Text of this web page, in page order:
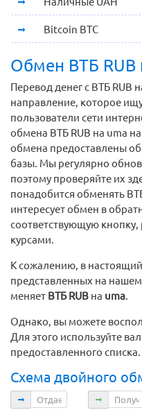
Bitcoin BTC
Обмен ВТБ RUB
Перевод денег с ВТБ RUB
направление, которое
пользователи сети
обмена ВТБ RUB на uma
обмена предоставлены
базы. Мы регулярно
поэтому проверяйте их
понадобится обменять
интересует обмен в
соответствующую
курсами.
К сожалению, в
представленных на
меняет ВТБ RUB на uma.
Однако, вы можете
Для этого используйте
предоставленного списка.
Схема двойного
Отдаете Получаете